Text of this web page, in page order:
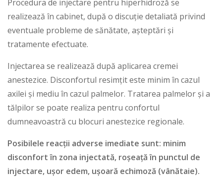
Procedura de injectare pentru hiperhidroză se
realizează în cabinet, după o discuție detaliată privind
eventuale probleme de sănătate, așteptări și
tratamente efectuate.
Injectarea se realizează după aplicarea cremei
anestezice. Disconfortul resimțit este minim în cazul
axilei și mediu în cazul palmelor. Tratarea palmelor și a
tălpilor se poate realiza pentru confortul
dumneavoastră cu blocuri anestezice regionale.
Posibilele reacții adverse imediate sunt: minim
disconfort în zona injectată, roșeață în punctul de
injectare, ușor edem, ușoară echimoză (vânătaie).